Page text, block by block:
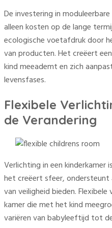
De investering in
alleen kosten op de lange
ecologische voetafdruk door
van producten. Het creëert
kind meeademt en zich
levensfases.
Flexibele
de Verandering
Verlichting in een kinderkamer
het creëert sfeer,
van veiligheid bieden.
kamer die met het kind
variëren van babyleeftijd tot